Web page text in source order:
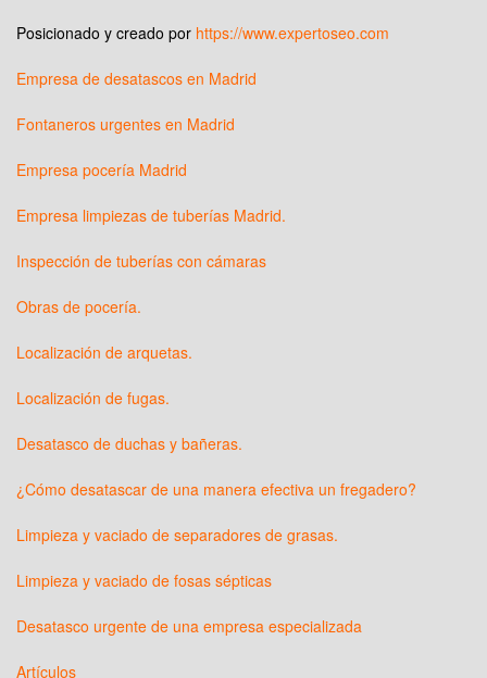
Posicionado y creado por https://www.expertoseo.com
Empresa de desatascos en Madrid
Fontaneros urgentes en Madrid
Empresa pocería Madrid
Empresa limpiezas de tuberías Madrid.
Inspección de tuberías con cámaras
Obras de pocería.
Localización de arquetas.
Localización de fugas.
Desatasco de duchas y bañeras.
¿Cómo desatascar de una manera efectiva un fregadero?
Limpieza y vaciado de separadores de grasas.
Limpieza y vaciado de fosas sépticas
Desatasco urgente de una empresa especializada
Artículos